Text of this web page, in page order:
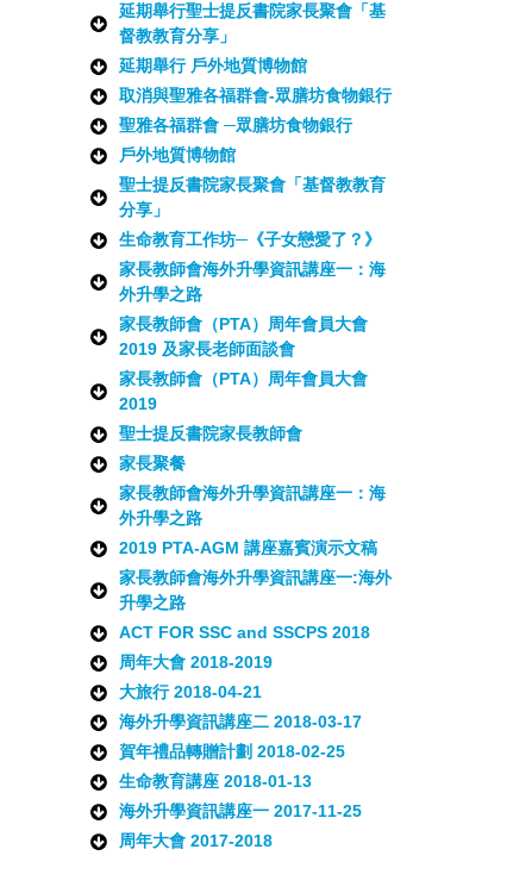
延期舉行聖士提反書院家長聚會「基
督教教育分享」
延期舉行 戶外地質博物館
取消與聖雅各福群會-眾膳坊食物銀行
聖雅各福群會 ─眾膳坊食物銀行
戶外地質博物館
聖士提反書院家長聚會「基督教教育
分享」
生命教育工作坊─《子女戀愛了？》
家長教師會海外升學資訊講座一：海
外升學之路
家長教師會（PTA）周年會員大會
2019 及家長老師面談會
家長教師會（PTA）周年會員大會
2019
聖士提反書院家長教師會
家長聚餐
家長教師會海外升學資訊講座一：海
外升學之路
2019 PTA-AGM 講座嘉賓演示文稿
家長教師會海外升學資訊講座一:海外
升學之路
ACT FOR SSC and SSCPS 2018
周年大會 2018-2019
大旅行 2018-04-21
海外升學資訊講座二 2018-03-17
賀年禮品轉贈計劃 2018-02-25
生命教育講座 2018-01-13
海外升學資訊講座一 2017-11-25
周年大會 2017-2018